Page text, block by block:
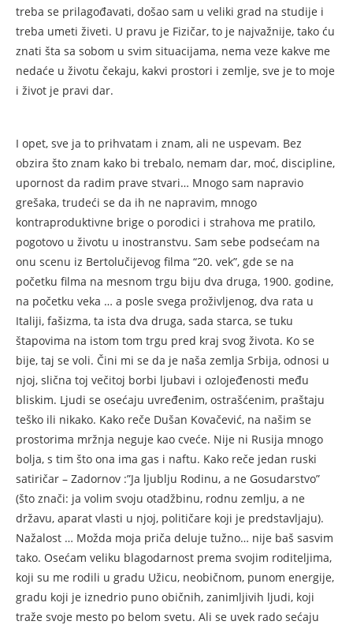
treba se prilagođavati, došao sam u veliki grad na studije i
treba umeti živeti. U pravu je Fizičar, to je najvažnije, tako ću
znati šta sa sobom u svim situacijama, nema veze kakve me
nedaće u životu čekaju, kakvi prostori i zemlje, sve je to moje
i život je pravi dar.
I opet, sve ja to prihvatam i znam, ali ne uspevam. Bez
obzira što znam kako bi trebalo, nemam dar, moć, discipline,
upornost da radim prave stvari… Mnogo sam napravio
grešaka, trudeći se da ih ne napravim, mnogo
kontraproduktivne brige o porodici i strahova me pratilo,
pogotovo u životu u inostranstvu. Sam sebe podsećam na
onu scenu iz Bertolučijevog filma “20. vek”, gde se na
početku filma na mesnom trgu biju dva druga, 1900. godine,
na početku veka … a posle svega proživljenog, dva rata u
Italiji, fašizma, ta ista dva druga, sada starca, se tuku
štapovima na istom tom trgu pred kraj svog života. Ko se
bije, taj se voli. Čini mi se da je naša zemlja Srbija, odnosi u
njoj, slična toj večitoj borbi ljubavi i ozlojeđenosti među
bliskim. Ljudi se osećaju uvređenim, ostrašćenim, praštaju
teško ili nikako. Kako reče Dušan Kovačević, na našim se
prostorima mržnja neguje kao cveće. Nije ni Rusija mnogo
bolja, s tim što ona ima gas i naftu. Kako reče jedan ruski
satiričar – Zadornov :”Ja ljublju Rodinu, a ne Gosudarstvo”
(što znači: ja volim svoju otadžbinu, rodnu zemlju, a ne
državu, aparat vlasti u njoj, političare koji je predstavljaju).
Nažalost … Možda moja priča deluje tužno… nije baš sasvim
tako. Osećam veliku blagodarnost prema svojim roditeljima,
koji su me rodili u gradu Užicu, neobičnom, punom energije,
gradu koji je iznedrio puno običnih, zanimljivih ljudi, koji
traže svoje mesto po belom svetu. Ali se uvek rado sećaju